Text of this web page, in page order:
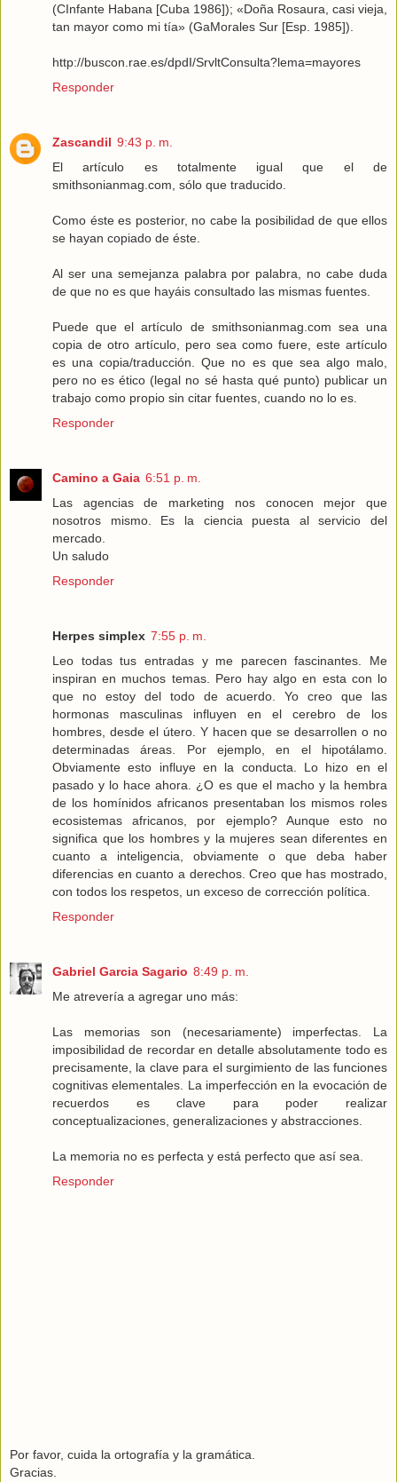
(CInfante Habana [Cuba 1986]); «Doña Rosaura, casi vieja,
tan mayor como mi tía» (GaMorales Sur [Esp. 1985]).
http://buscon.rae.es/dpdI/SrvltConsulta?lema=mayores
Responder
Zascandil 9:43 p. m.
El artículo es totalmente igual que el de
smithsonianmag.com, sólo que traducido.
Como éste es posterior, no cabe la posibilidad de que ellos
se hayan copiado de éste.
Al ser una semejanza palabra por palabra, no cabe duda
de que no es que hayáis consultado las mismas fuentes.
Puede que el artículo de smithsonianmag.com sea una
copia de otro artículo, pero sea como fuere, este artículo
es una copia/traducción. Que no es que sea algo malo,
pero no es ético (legal no sé hasta qué punto) publicar un
trabajo como propio sin citar fuentes, cuando no lo es.
Responder
Camino a Gaia 6:51 p. m.
Las agencias de marketing nos conocen mejor que
nosotros mismo. Es la ciencia puesta al servicio del
mercado.
Un saludo
Responder
Herpes simplex 7:55 p. m.
Leo todas tus entradas y me parecen fascinantes. Me
inspiran en muchos temas. Pero hay algo en esta con lo
que no estoy del todo de acuerdo. Yo creo que las
hormonas masculinas influyen en el cerebro de los
hombres, desde el útero. Y hacen que se desarrollen o no
determinadas áreas. Por ejemplo, en el hipotálamo.
Obviamente esto influye en la conducta. Lo hizo en el
pasado y lo hace ahora. ¿O es que el macho y la hembra
de los homínidos africanos presentaban los mismos roles
ecosistemas africanos, por ejemplo? Aunque esto no
significa que los hombres y la mujeres sean diferentes en
cuanto a inteligencia, obviamente o que deba haber
diferencias en cuanto a derechos. Creo que has mostrado,
con todos los respetos, un exceso de corrección política.
Responder
Gabriel Garcia Sagario 8:49 p. m.
Me atrevería a agregar uno más:
Las memorias son (necesariamente) imperfectas. La
imposibilidad de recordar en detalle absolutamente todo es
precisamente, la clave para el surgimiento de las funciones
cognitivas elementales. La imperfección en la evocación de
recuerdos es clave para poder realizar
conceptualizaciones, generalizaciones y abstracciones.
La memoria no es perfecta y está perfecto que así sea.
Responder
Por favor, cuida la ortografía y la gramática.
Gracias.